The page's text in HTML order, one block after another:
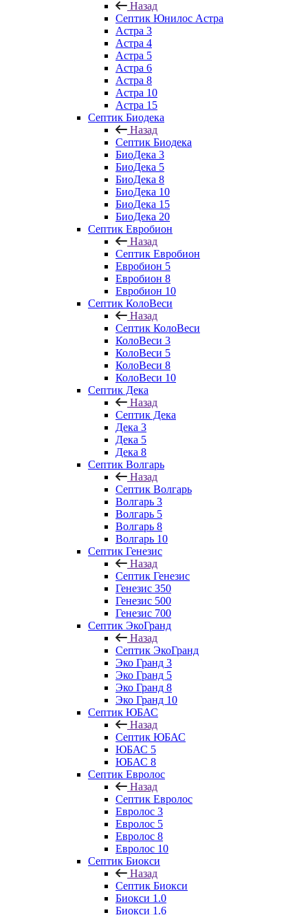
Назад
Септик Юнилос Астра
Астра 3
Астра 4
Астра 5
Астра 6
Астра 8
Астра 10
Астра 15
Септик Биодека
Назад
Септик Биодека
БиоДека 3
БиоДека 5
БиоДека 8
БиоДека 10
БиоДека 15
БиоДека 20
Септик Евробион
Назад
Септик Евробион
Евробион 5
Евробион 8
Евробион 10
Септик КолоВеси
Назад
Септик КолоВеси
КолоВеси 3
КолоВеси 5
КолоВеси 8
КолоВеси 10
Септик Дека
Назад
Септик Дека
Дека 3
Дека 5
Дека 8
Септик Волгарь
Назад
Септик Волгарь
Волгарь 3
Волгарь 5
Волгарь 8
Волгарь 10
Септик Генезис
Назад
Септик Генезис
Генезис 350
Генезис 500
Генезис 700
Септик ЭкоГранд
Назад
Септик ЭкоГранд
Эко Гранд 3
Эко Гранд 5
Эко Гранд 8
Эко Гранд 10
Септик ЮБАС
Назад
Септик ЮБАС
ЮБАС 5
ЮБАС 8
Септик Евролос
Назад
Септик Евролос
Евролос 3
Евролос 5
Евролос 8
Евролос 10
Септик Биокси
Назад
Септик Биокси
Биокси 1.0
Биокси 1.6